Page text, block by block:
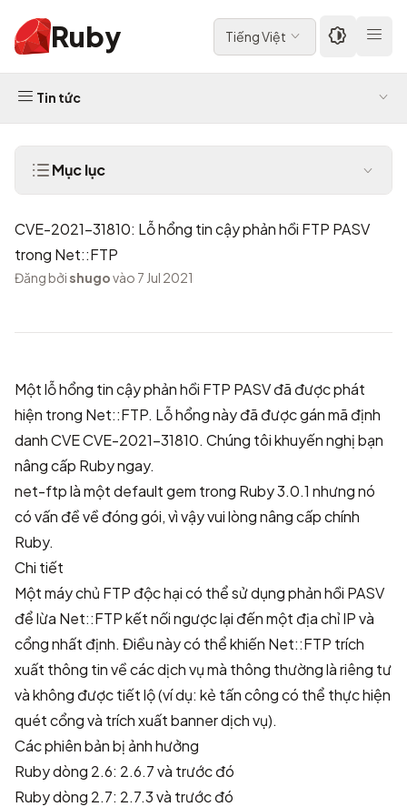
Ruby Tiếng Việt
Tin tức
Mục lục
CVE-2021-31810: Lỗ hổng tin cậy phản hồi FTP PASV
trong Net::FTP
Đăng bởi shugovào 7 Jul 2021
Một lỗ hổng tin cậy phản hồi FTP PASV đã được phát
hiện trong Net::FTP. Lỗ hổng này đã được gán mã định
danh CVECVE-2021-31810. Chúng tôi khuyến nghị bạn
nâng cấp Ruby ngay.
net-ftp là một default gem trong Ruby 3.0.1 nhưng nó
có vấn đề về đóng gói, vì vậy vui lòng nâng cấp chính
Ruby.
Chi tiết
Một máy chủ FTP độc hại có thể sử dụng phản hồi PASV
để lừa Net::FTP kết nối ngược lại đến một địa chỉ IP và
cổng nhất định. Điều này có thể khiến Net::FTP trích
xuất thông tin về các dịch vụ mà thông thường là riêng tư
và không được tiết lộ (ví dụ: kẻ tấn công có thể thực hiện
quét cổng và trích xuất banner dịch vụ).
Các phiên bản bị ảnh hưởng
Ruby dòng 2.6: 2.6.7 và trước đó
Ruby dòng 2.7: 2.7.3 và trước đó